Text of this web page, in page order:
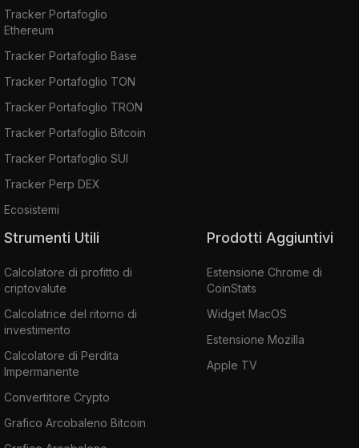
Tracker Portafoglio
Ethereum
Tracker Portafoglio Base
Tracker Portafoglio TON
Tracker Portafoglio TRON
Tracker Portafoglio Bitcoin
Tracker Portafoglio SUI
Tracker Perp DEX
Ecosistemi
Strumenti Utili
Calcolatore di profitto di
criptovalute
Calcolatrice del ritorno di
investimento
Calcolatore di Perdita
Impermanente
Convertitore Crypto
Grafico Arcobaleno Bitcoin
Prodotti Aggiuntivi
Estensione Chrome di
CoinStats
Widget MacOS
Estensione Mozilla
Apple TV